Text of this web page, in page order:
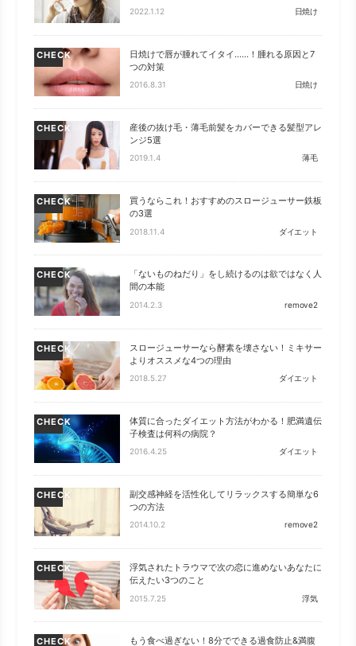
2022.1.12 日焼け
CHECK
日焼けで唇が腫れてイタイ……！腫れる原因と7
つの対策
2016.8.31 日焼け
CHECK
産後の抜け毛・薄毛前髪をカバーできる髪型アレ
ンジ5選
2019.1.4 薄毛
CHECK
買うならこれ！おすすめのスロージューサー鉄板
の3選
2018.11.4 ダイエット
CHECK
「ないものねだり」をし続けるのは欲ではなく人
間の本能
2014.2.3 remove2
CHECK
スロージューサーなら酵素を壊さない！ミキサー
よりオススメな4つの理由
2018.5.27 ダイエット
CHECK
体質に合ったダイエット方法がわかる！肥満遺伝
子検査は何科の病院？
2016.4.25 ダイエット
CHECK
副交感神経を活性化してリラックスする簡単な6
つの方法
2014.10.2 remove2
CHECK
浮気されたトラウマで次の恋に進めないあなたに
伝えたい3つのこと
2015.7.25 浮気
CHECK もう食べ過ぎない！8分でできる過食防止&満腹